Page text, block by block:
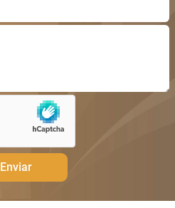
Enviar